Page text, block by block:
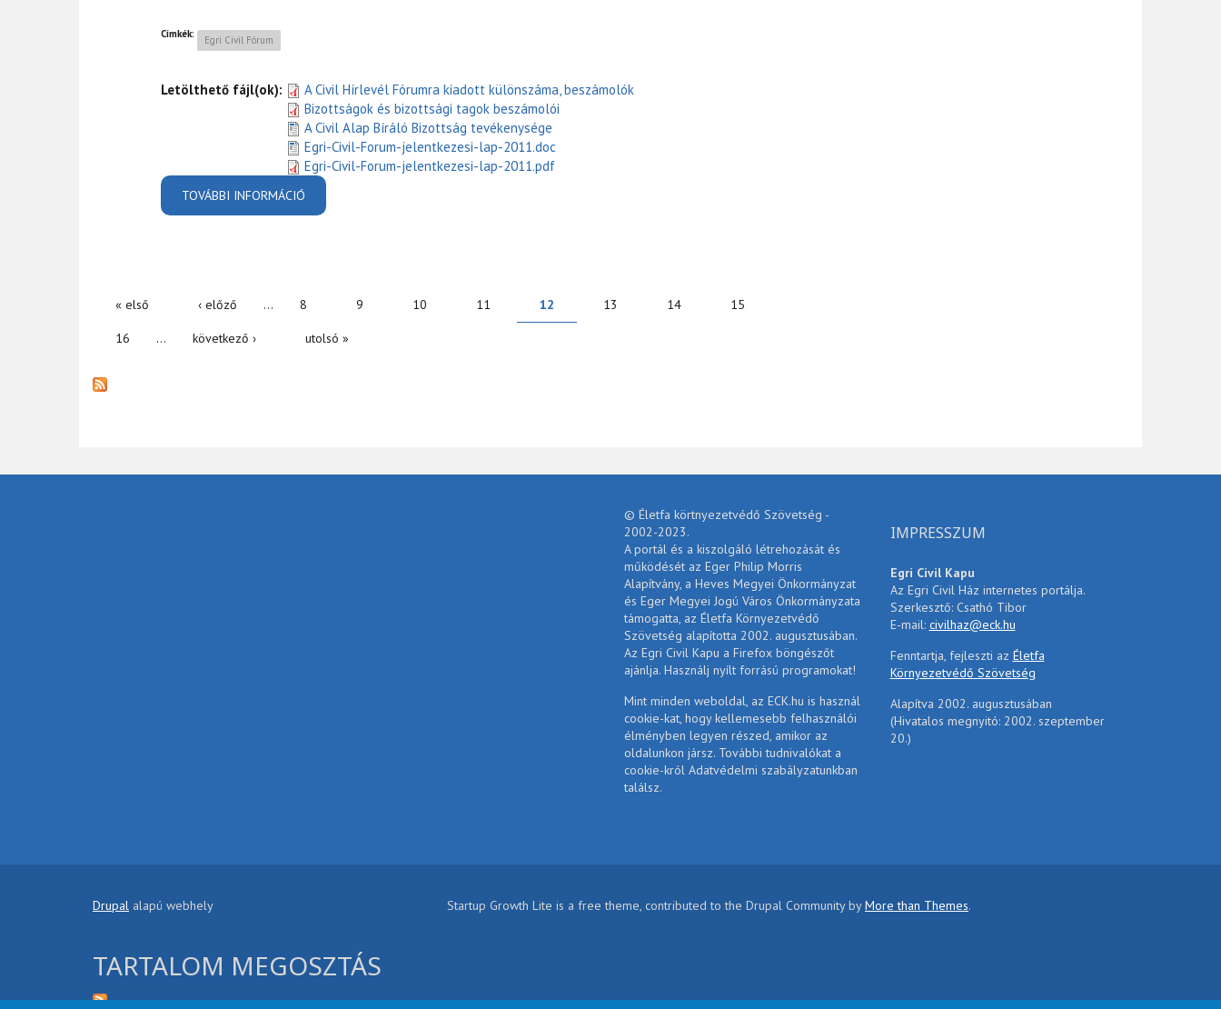
Címkék: Egri Civil Fórum
Letölthető fájl(ok):
A Civil Hírlevél Fórumra kiadott különszáma, beszámolók
Bizottságok és bizottsági tagok beszámolói
A Civil Alap Bíráló Bizottság tevékenysége
Egri-Civil-Forum-jelentkezesi-lap-2011.doc
Egri-Civil-Forum-jelentkezesi-lap-2011.pdf
TOVÁBBI INFORMÁCIÓ
OLDALAK
« első ‹ előző … 8 9 10 11 12 13 14 15
16 … következő › utolsó »
© Életfa körtnyezetvédő Szövetség -
2002-2023.
A portál és a kiszolgáló létrehozását és
működését az Eger Philip Morris
Alapítvány, a Heves Megyei Önkormányzat
és Eger Megyei Jogú Város Önkormányzata
támogatta, az Életfa Környezetvédő
Szövetség alapította 2002. augusztusában.
Az Egri Civil Kapu a Firefox böngészőt
ajánlja. Használj nyílt forrású programokat!
Mint minden weboldal, az ECK.hu is használ
cookie-kat, hogy kellemesebb felhasználói
élményben legyen részed, amikor az
oldalunkon jársz. További tudnivalókat a
cookie-król Adatvédelmi szabályzatunkban
találsz.
IMPRESSZUM
Egri Civil Kapu
Az Egri Civil Ház internetes portálja.
Szerkesztő: Csathó Tibor
E-mail: civilhaz@eck.hu
Fenntartja, fejleszti az Életfa
Környezetvédő Szövetség
Alapítva 2002. augusztusában
(Hivatalos megnyitó: 2002. szeptember
20.)
Drupal alapú webhely
TARTALOM MEGOSZTÁS
Startup Growth Lite is a free theme, contributed to the Drupal Community byMore than Themes.